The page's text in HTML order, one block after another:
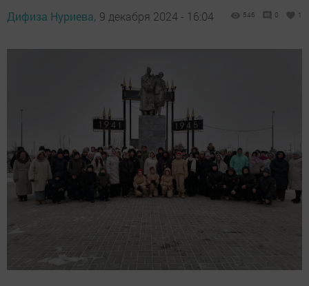
Дифиза Нуриева, 9 декабря 2024 - 16:04 546 0 1